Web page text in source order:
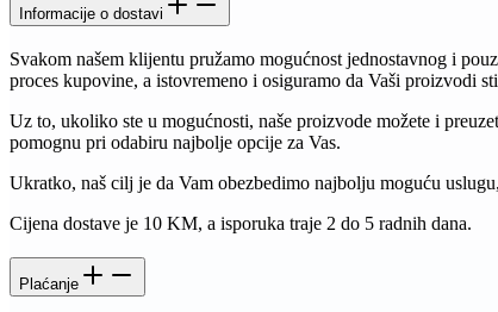
Informacije o dostavi
Svakom našem klijentu pružamo mogućnost jednostavnog i
proces kupovine, a istovremeno i osiguramo da Vaši proizvodi
Uz to, ukoliko ste u mogućnosti, naše proizvode možete i
pomognu pri odabiru najbolje opcije za Vas.
Ukratko, naš cilj je da Vam obezbedimo najbolju moguću
Cijena dostave je 10 KM, a isporuka traje 2 do 5 radnih dana.
Plaćanje